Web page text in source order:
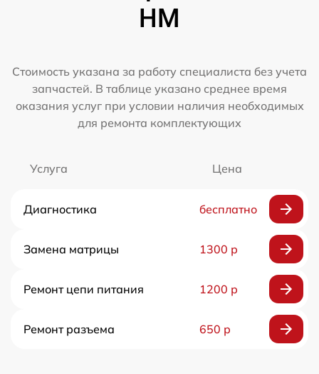
HM
Стоимость указана за работу специалиста без учета
запчастей. В таблице указано среднее время
оказания услуг при условии наличия необходимых
для ремонта комплектующих
Услуга Цена
Диагностика бесплатно
Замена матрицы 1300 р
Ремонт цепи питания 1200 р
Ремонт разъема 650 р